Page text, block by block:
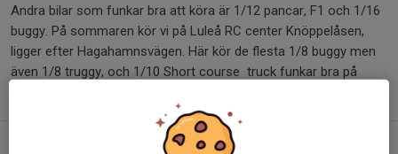
Andra bilar som funkar bra att köra är 1/12 pancar, F1 och 1/16
buggy. På sommaren kör vi på Luleå RC center Knöppelåsen,
ligger efter Hagahamnsvägen. Här kör de flesta 1/8 buggy men
även 1/8 truggy, och 1/10 Short course truck funkar bra på